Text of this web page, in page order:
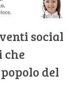
social
che
del